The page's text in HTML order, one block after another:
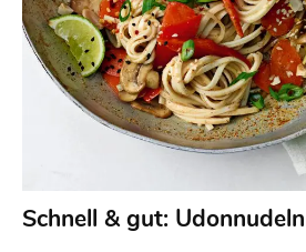
Schnell & gut: Udonnudeln